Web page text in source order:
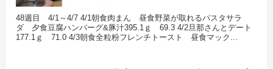
48週目 4/1～4/7 4/1朝食肉まん 昼食野菜が取れるパスタサラ
ダ 夕食豆腐ハンバーグ&豚汁395.1ｇ 69.3 4/2旦那さんとデート
177.1ｇ 71.0 4/3朝食全粒粉フレンチトースト 昼食マック...